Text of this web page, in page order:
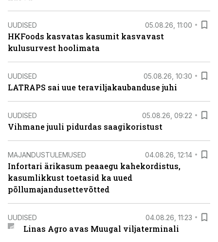
UUDISED 05.08.26, 11:00
HKFoods kasvatas kasumit kasvavast
kulusurvest hoolimata
UUDISED 05.08.26, 10:30
LATRAPS sai uue teraviljakaubanduse juhi
UUDISED 05.08.26, 09:22
Vihmane juuli pidurdas saagikoristust
MAJANDUSTULEMUSED 04.08.26, 12:14
Infortari ärikasum peaaegu kahekordistus,
kasumlikkust toetasid ka uued
põllumajandusettevõtted
UUDISED 04.08.26, 11:23
Linas Agro avas Muugal viljaterminali